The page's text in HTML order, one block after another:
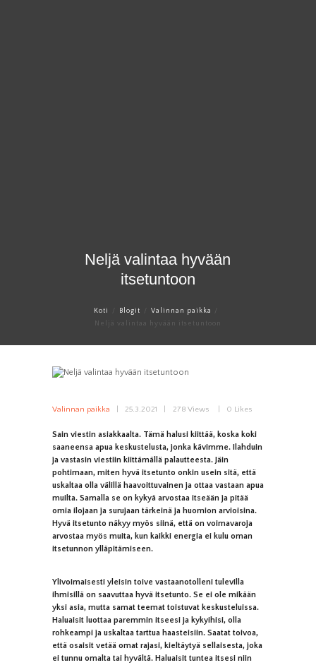
Neljä valintaa hyvään
itsetuntoon
Koti Blogit
Valinnan paikka
Neljä valintaa hyvään itsetuntoon
Valinnan paikka 25.3.2021 278 Views 0 Likes
Sain viestin asiakkaalta. Tämä halusi kiittää, koska koki
saaneensa apua keskustelusta, jonka kävimme. Ilahduin
ja vastasin viestiin kiittämällä palautteesta. Jäin
pohtimaan, miten hyvä itsetunto onkin usein sitä, että
uskaltaa olla välillä haavoittuvainen ja ottaa vastaan apua
muilta. Samalla se on kykyä arvostaa itseään ja pitää
omia ilojaan ja surujaan tärkeinä ja huomion arvioisina.
Hyvä itsetunto näkyy myös siinä, että on voimavaroja
arvostaa myös muita, kun kaikki energia ei kulu oman
itsetunnon ylläpitämiseen.
Ylivoimaisesti yleisin toive vastaanotolleni tulevilla
ihmisillä on saavuttaa hyvä itsetunto. Se ei ole mikään
yksi asia, mutta samat teemat toistuvat keskusteluissa.
Haluaisit luottaa paremmin itseesi ja kykyihisi, olla
rohkeampi ja uskaltaa tarttua haasteisiin. Saatat toivoa,
että osaisit vetää omat rajasi, kieltäytyä sellaisesta, joka
ei tunnu omalta tai hyvältä. Haluaisit tuntea itsesi niin